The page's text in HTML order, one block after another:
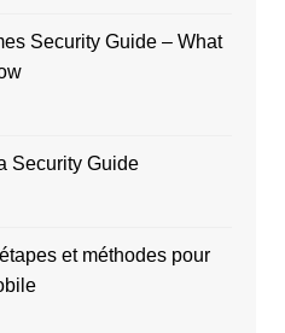
Security Guide – What
Security Guide
et méthodes pour